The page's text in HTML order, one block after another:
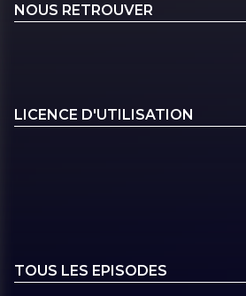
NOUS RETROUVER
LICENCE D'UTILISATION
TOUS LES EPISODES